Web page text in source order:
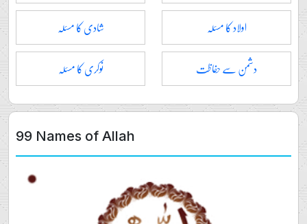
شادی کا مسئلہ
نوکری کا مسئلہ
اولاد کا مسئلہ
دشمن سے حفاظت
99 Names of Allah